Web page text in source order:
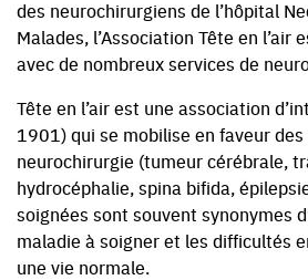
des neurochirurgiens de l’hôpital
Malades, l’Association Tête en l’air
avec de nombreux services de
Tête en l’air est une association
1901) qui se mobilise en faveur
neurochirurgie (tumeur cérébrale,
hydrocéphalie, spina bifida,
soignées sont souvent synonymes
maladie à soigner et les difficultés
une vie normale.